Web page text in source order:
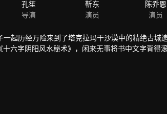
孔笙
导演
起历经万险来到了塔克拉玛干沙漠中的精绝古城
六字阴阳风水秘术》，闲来无事将书中文字背得
不死。复员后，胡八一和好友胖子一起加入了一
”。洞中机关重重、陷阱不断，这神秘的鬼洞似乎